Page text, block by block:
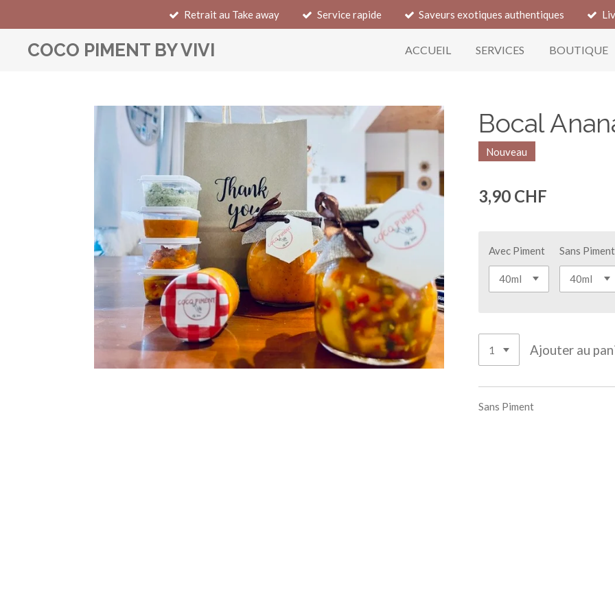
contenu
Retrait au Take away Service rapide Saveurs exotiques authentiques
COCO PIMENT BY VIVI ACCUEIL SERVICES BOUTIQUE
Bocal
Nouveau
3,90 CHF
Avec Piment Sans Piment
Ajouter au
Sans Piment